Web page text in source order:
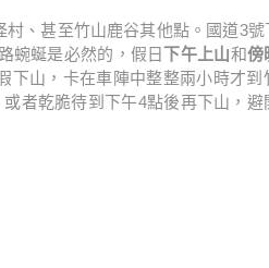
、甚至竹山鹿谷其他點。國道3
蜿蜒是必然的，假日 下午上山和傍
下山，卡在車陣中整整兩小時才到
者乾脆待到下午4點後再下山，